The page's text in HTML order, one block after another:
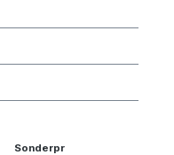
Sonderpr